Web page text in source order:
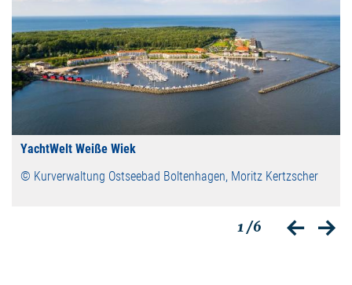
zurück vor
YachtWelt Weiße Wiek
© Kurverwaltung Ostseebad Boltenhagen, Moritz Kertzscher
1/6